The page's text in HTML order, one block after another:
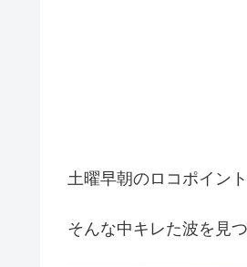
土曜早朝のロコポイン
そんな中キレた波を見